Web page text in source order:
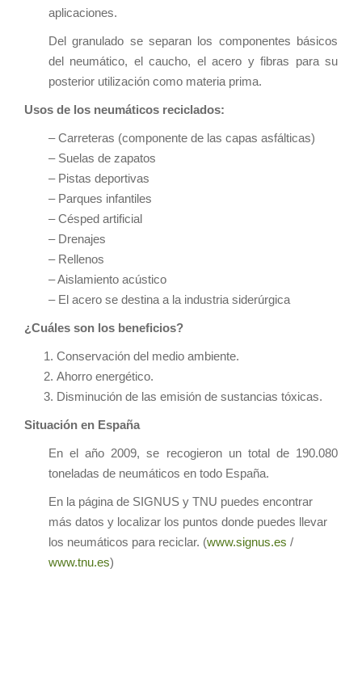
aplicaciones.
Del granulado se separan los componentes básicos
del neumático, el caucho, el acero y fibras para su
posterior utilización como materia prima.
Usos de los neumáticos reciclados:
– Carreteras (componente de las capas asfálticas)
– Suelas de zapatos
– Pistas deportivas
– Parques infantiles
– Césped artificial
– Drenajes
– Rellenos
– Aislamiento acústico
– El acero se destina a la industria siderúrgica
¿Cuáles son los beneficios?
Conservación del medio ambiente.
Ahorro energético.
Disminución de las emisión de sustancias tóxicas.
Situación en España
En el año 2009, se recogieron un total de 190.080
toneladas de neumáticos en todo España.
En la página de SIGNUS y TNU puedes encontrar
más datos y localizar los puntos donde puedes llevar
los neumáticos para reciclar. (www.signus.es /
www.tnu.es)